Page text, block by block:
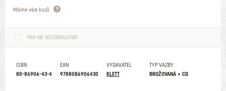
Máme více kusů
PRO MĚ NEZOBRAZOVAT
ISBN
80-86906-43-4
EAN
9788086906430
VYDAVATEL
KLETT
TYP VAZBY
BROŽOVANÁ + CD